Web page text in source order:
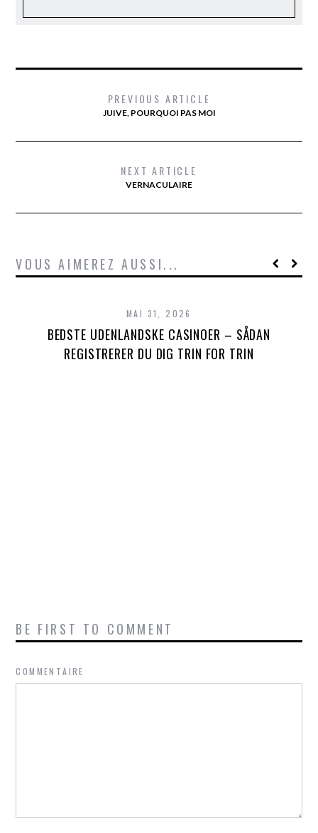
PREVIOUS ARTICLE
JUIVE, POURQUOI PAS MOI
NEXT ARTICLE
VERNACULAIRE
VOUS AIMEREZ AUSSI...
MAI 31, 2026
BEDSTE UDENLANDSKE CASINOER – SÅDAN
REGISTRERER DU DIG TRIN FOR TRIN
BE FIRST TO COMMENT
COMMENTAIRE